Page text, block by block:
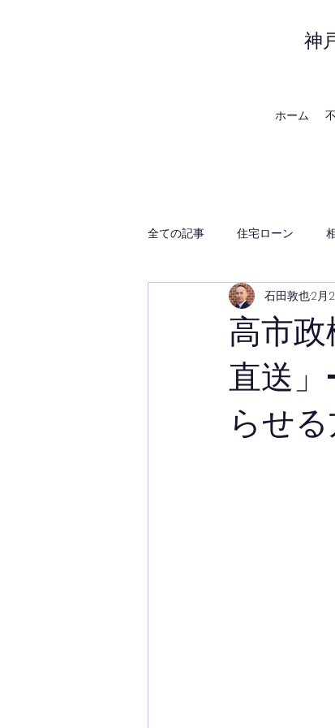
神
ホーム
全ての記事 住宅ローン
神戸の地域・
高市
直送
らせ
石田敦也2月